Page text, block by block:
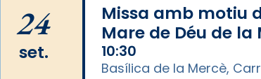
tingut lloc la missa d’acció
gràcies en agraïment al
organitzador de la visita
apostòlica del Sant Pare
24
set.
Missa amb motiu
Mare de Déu de la
10:30
Basílica de la Mercè,